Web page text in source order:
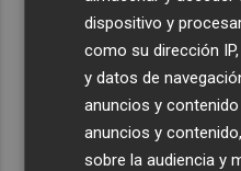
dispositivo y
como su dirección
y datos de
anuncios y
anuncios y
sobre la audiencia y